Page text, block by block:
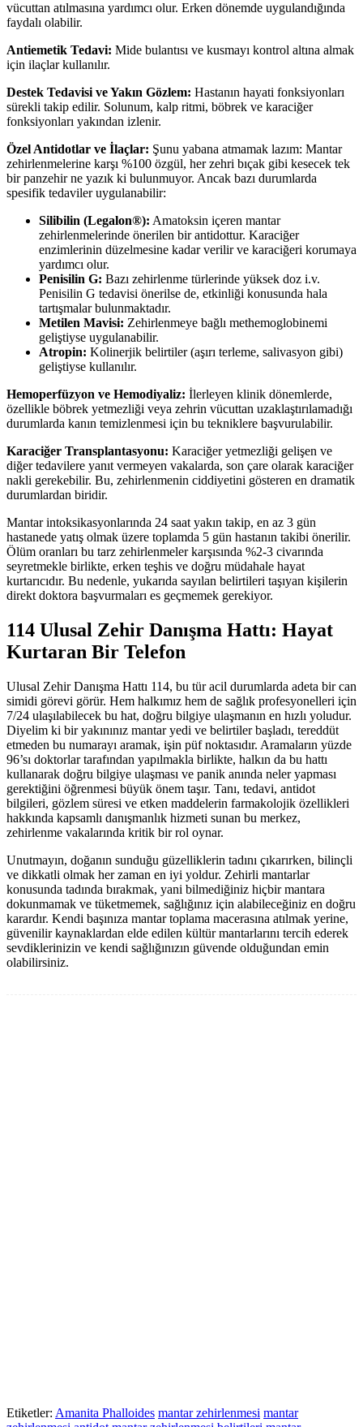
vücuttan atılmasına yardımcı olur. Erken dönemde uygulandığında
faydalı olabilir.
Antiemetik Tedavi: Mide bulantısı ve kusmayı kontrol altına almak
için ilaçlar kullanılır.
Destek Tedavisi ve Yakın Gözlem: Hastanın hayati fonksiyonları
sürekli takip edilir. Solunum, kalp ritmi, böbrek ve karaciğer
fonksiyonları yakından izlenir.
Özel Antidotlar ve İlaçlar: Şunu yabana atmamak lazım: Mantar
zehirlenmelerine karşı %100 özgül, her zehri bıçak gibi kesecek tek
bir panzehir ne yazık ki bulunmuyor. Ancak bazı durumlarda
spesifik tedaviler uygulanabilir:
Silibilin (Legalon®): Amatoksin içeren mantar
zehirlenmelerinde önerilen bir antidottur. Karaciğer
enzimlerinin düzelmesine kadar verilir ve karaciğeri korumaya
yardımcı olur.
Penisilin G: Bazı zehirlenme türlerinde yüksek doz i.v.
Penisilin G tedavisi önerilse de, etkinliği konusunda hala
tartışmalar bulunmaktadır.
Metilen Mavisi: Zehirlenmeye bağlı methemoglobinemi
geliştiyse uygulanabilir.
Atropin: Kolinerjik belirtiler (aşırı terleme, salivasyon gibi)
geliştiyse kullanılır.
Hemoperfüzyon ve Hemodiyaliz: İlerleyen klinik dönemlerde,
özellikle böbrek yetmezliği veya zehrin vücuttan uzaklaştırılamadığı
durumlarda kanın temizlenmesi için bu tekniklere başvurulabilir.
Karaciğer Transplantasyonu: Karaciğer yetmezliği gelişen ve
diğer tedavilere yanıt vermeyen vakalarda, son çare olarak karaciğer
nakli gerekebilir. Bu, zehirlenmenin ciddiyetini gösteren en dramatik
durumlardan biridir.
Mantar intoksikasyonlarında 24 saat yakın takip, en az 3 gün
hastanede yatış olmak üzere toplamda 5 gün hastanın takibi önerilir.
Ölüm oranları bu tarz zehirlenmeler karşısında %2-3 civarında
seyretmekle birlikte, erken teşhis ve doğru müdahale hayat
kurtarıcıdır. Bu nedenle, yukarıda sayılan belirtileri taşıyan kişilerin
direkt doktora başvurmaları es geçmemek gerekiyor.
114 Ulusal Zehir Danışma Hattı: Hayat
Kurtaran Bir Telefon
Ulusal Zehir Danışma Hattı 114, bu tür acil durumlarda adeta bir can
simidi görevi görür. Hem halkımız hem de sağlık profesyonelleri için
7/24 ulaşılabilecek bu hat, doğru bilgiye ulaşmanın en hızlı yoludur.
Diyelim ki bir yakınınız mantar yedi ve belirtiler başladı, tereddüt
etmeden bu numarayı aramak, işin püf noktasıdır. Aramaların yüzde
96’sı doktorlar tarafından yapılmakla birlikte, halkın da bu hattı
kullanarak doğru bilgiye ulaşması ve panik anında neler yapması
gerektiğini öğrenmesi büyük önem taşır. Tanı, tedavi, antidot
bilgileri, gözlem süresi ve etken maddelerin farmakolojik özellikleri
hakkında kapsamlı danışmanlık hizmeti sunan bu merkez,
zehirlenme vakalarında kritik bir rol oynar.
Unutmayın, doğanın sunduğu güzelliklerin tadını çıkarırken, bilinçli
ve dikkatli olmak her zaman en iyi yoldur. Zehirli mantarlar
konusunda tadında bırakmak, yani bilmediğiniz hiçbir mantara
dokunmamak ve tüketmemek, sağlığınız için alabileceğiniz en doğru
karardır. Kendi başınıza mantar toplama macerasına atılmak yerine,
güvenilir kaynaklardan elde edilen kültür mantarlarını tercih ederek
sevdiklerinizin ve kendi sağlığınızın güvende olduğundan emin
olabilirsiniz.
Etiketler: Amanita Phalloides mantar zehirlenmesi mantar